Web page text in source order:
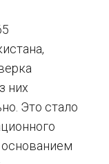
них
Это стало
основанием